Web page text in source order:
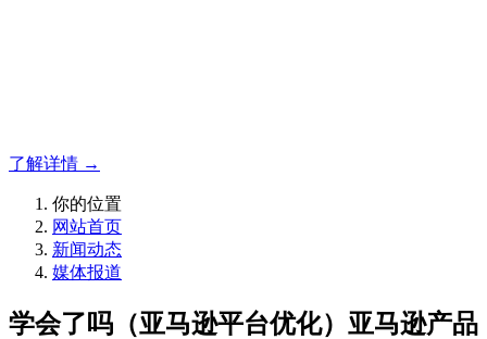
了解详情 →
你的位置
网站首页
新闻动态
媒体报道
学会了吗（亚马逊平台优化）亚马逊产品